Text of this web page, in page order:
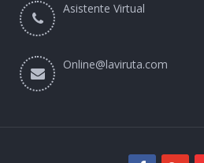
Asistente Virtual
Online@laviruta.com